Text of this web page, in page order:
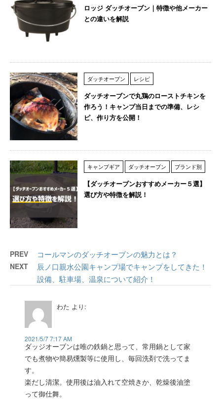
ロッジ ダッチオーブン｜特徴や他メーカー
との違いを解説
ダッチオーブン レシピ
ダッチオーブンで丸鶏のローストチキンを
作ろう！キャンプ当日までの準備、レシ
ピ、作り方を公開！
キャンプギア ダッチオーブン ブランド別
【ダッチオーブンおすすめメーカー５選】
選び方や特徴を解説！
PREV コールマンのダッチオーブンの魅力とは？
NEXT
辰ノ口親水公園キャンプ場でキャンプをしてきた！
設備、駐車場、温泉について紹介！
わた より:
2021/5/7 7:17 AM
ダッジオーブンは唯の鉄鍋と思って、常用鍋として家
でも煮物や簡易燻製等に使用し、毎回洗剤で洗ってま
す。
楽だし清潔。使用後は油入れて空焼きか、乾燥後油塗
って御仕舞。